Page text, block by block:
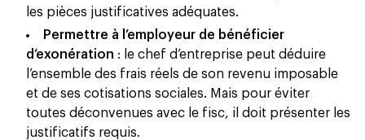
les pièces justificatives adéquates.
Permettre à l’employeur de bénéficier
d’exonération : le chef d’entreprise peut déduire
l’ensemble des frais réels de son revenu imposable
et de ses cotisations sociales. Mais pour éviter
toutes déconvenues avec le fisc, il doit présenter les
justificatifs requis.